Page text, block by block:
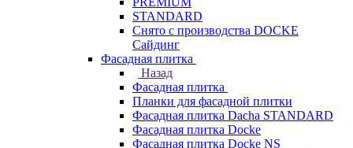
STANDARD
Снято с производства DOCKE
Сайдинг
Фасадная плитка
Назад
Фасадная плитка
Планки для фасадной плитки
Фасадная плитка Dacha STANDARD
Фасадная плитка Docke
Фасадная плитка Docke NS